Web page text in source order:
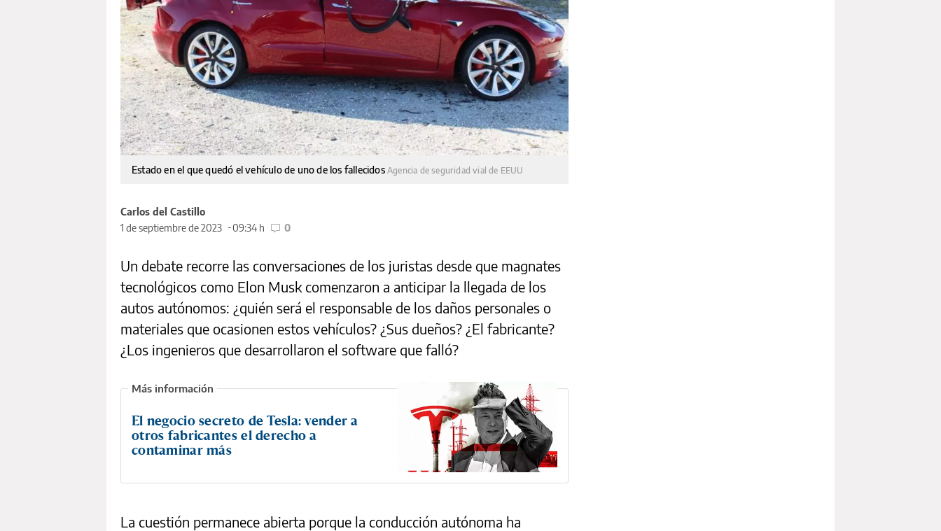
Estado en el que quedó el vehículo de uno de los fallecidos Agencia de seguridad vial de EEUU
Carlos del Castillo
1 de septiembre de 2023
09:34 h 0
Un debate recorre las conversaciones de los juristas desde que magnates
tecnológicos como Elon Musk comenzaron a anticipar la llegada de los
autos autónomos: ¿quién será el responsable de los daños personales o
materiales que ocasionen estos vehículos? ¿Sus dueños? ¿El fabricante?
¿Los ingenieros que desarrollaron el software que falló?
El negocio secreto de Tesla: vender a
otros fabricantes el derecho a
contaminar más
La cuestión permanece abierta porque la conducción autónoma ha